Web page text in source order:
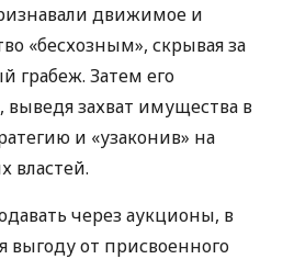
движимое и
«бесхозным», скрывая за
грабеж. Затем его
выведя захват имущества в
и «узаконив» на
властей.
через аукционы, в
выгоду от присвоенного